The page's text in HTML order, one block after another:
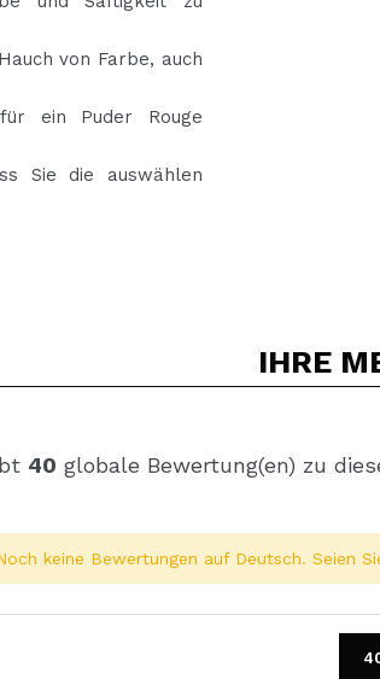
von Farbe, auch
ein Puder Rouge
Sie die auswählen
IHRE
40 globale Bewertung(en) zu
keine Bewertungen auf Deutsch. Seien